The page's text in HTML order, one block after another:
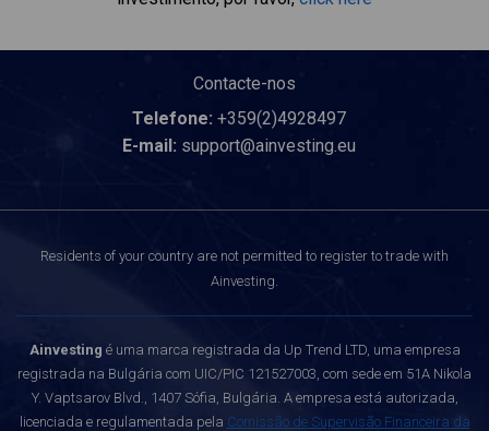
Contacte-nos
Telefone: +359(2)4928497
E-mail: support@ainvesting.eu
Residents of your country are not permitted to register to trade with
Ainvesting.
Ainvesting é uma marca registrada da Up Trend LTD, uma empresa
registrada na Bulgária com UIC/PIC 121527003, com sede em 51A Nikola
Y. Vaptsarov Blvd., 1407 Sófia, Bulgária. A empresa está autorizada,
licenciada e regulamentada pela Comissão de Supervisão Financeira da